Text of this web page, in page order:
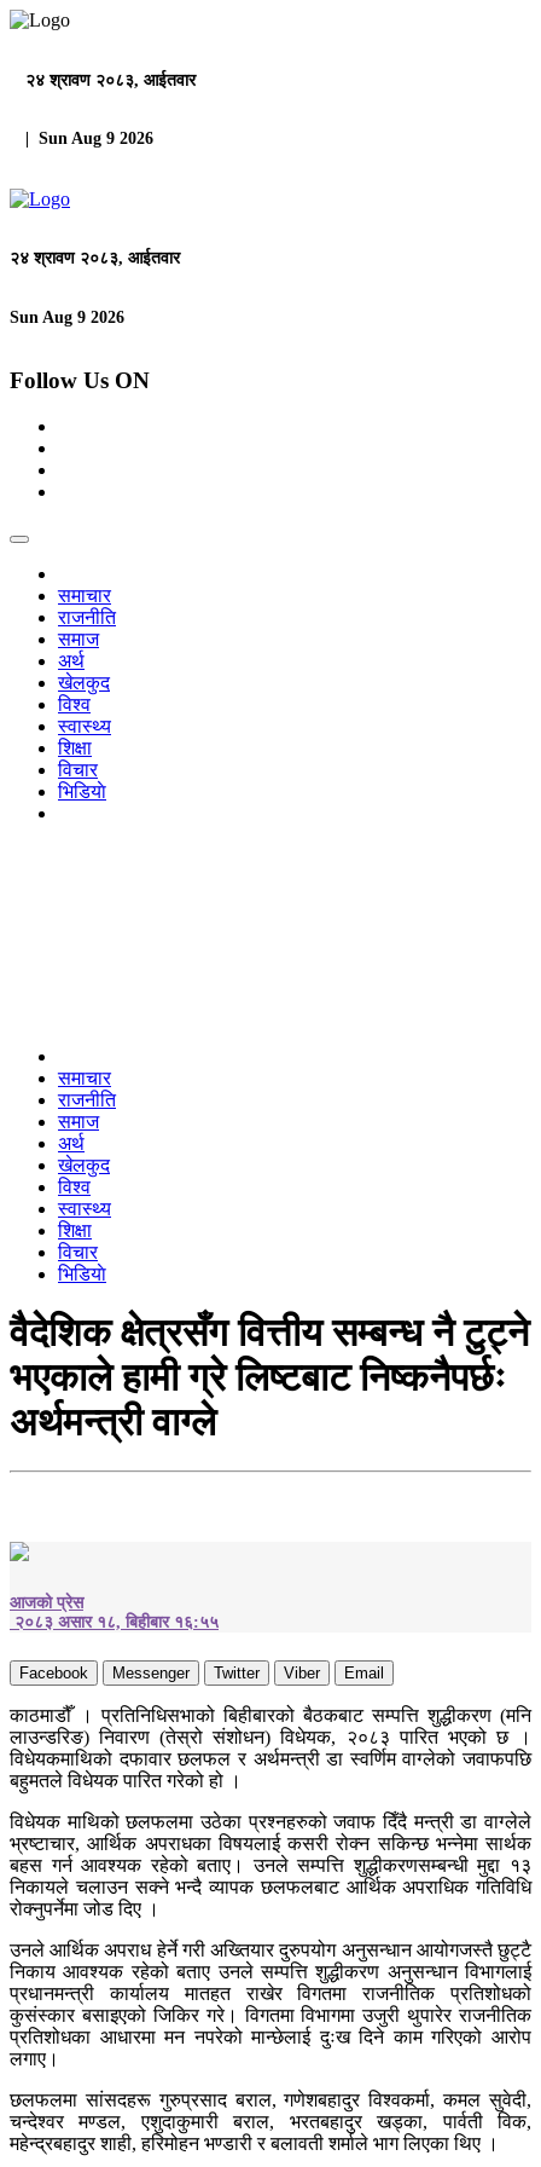
२४ श्रावण २०८३, आईतवार
| Sun Aug 9 2026
२४ श्रावण २०८३, आईतवार
Sun Aug 9 2026
Follow Us ON
समाचार
राजनीति
समाज
अर्थ
खेलकुद
विश्व
स्वास्थ्य
शिक्षा
विचार
भिडियाे
समाचार
राजनीति
समाज
अर्थ
खेलकुद
विश्व
स्वास्थ्य
शिक्षा
विचार
भिडियाे
वैदेशिक क्षेत्रसँग वित्तीय सम्बन्ध नै टुट्ने
भएकाले हामी ग्रे लिष्टबाट निष्कनैपर्छः
अर्थमन्त्री वाग्ले
आजको प्रेस
२०८३ असार १८, बिहीबार १६:५५
Facebook Messenger Twitter Viber Email
काठमाडौँ । प्रतिनिधिसभाको बिहीबारको बैठकबाट सम्पत्ति शुद्धीकरण (मनि
लाउन्डरिङ) निवारण (तेस्रो संशोधन) विधेयक, २०८३ पारित भएको छ ।
विधेयकमाथिको दफावार छलफल र अर्थमन्त्री डा स्वर्णिम वाग्लेको जवाफपछि
बहुमतले विधेयक पारित गरेको हो ।
विधेयक माथिको छलफलमा उठेका प्रश्नहरुको जवाफ दिँदै मन्त्री डा वाग्लेले
भ्रष्टाचार, आर्थिक अपराधका विषयलाई कसरी रोक्न सकिन्छ भन्नेमा सार्थक
बहस गर्न आवश्यक रहेको बताए। उनले सम्पत्ति शुद्धीकरणसम्बन्धी मुद्दा १३
निकायले चलाउन सक्ने भन्दै व्यापक छलफलबाट आर्थिक अपराधिक गतिविधि
रोक्नुपर्नेमा जोड दिए ।
उनले आर्थिक अपराध हेर्ने गरी अख्तियार दुरुपयोग अनुसन्धान आयोगजस्तै छुट्टै
निकाय आवश्यक रहेको बताए उनले सम्पत्ति शुद्धीकरण अनुसन्धान विभागलाई
प्रधानमन्त्री कार्यालय मातहत राखेर विगतमा राजनीतिक प्रतिशोधको
कुसंस्कार बसाइएको जिकिर गरे। विगतमा विभागमा उजुरी थुपारेर राजनीतिक
प्रतिशोधका आधारमा मन नपरेको मान्छेलाई दुःख दिने काम गरिएको आरोप
लगाए।
छलफलमा सांसदहरू गुरुप्रसाद बराल, गणेशबहादुर विश्वकर्मा, कमल सुवेदी,
चन्देश्वर मण्डल, एशुदाकुमारी बराल, भरतबहादुर खड्का, पार्वती विक,
महेन्द्रबहादुर शाही, हरिमोहन भण्डारी र बलावती शर्माले भाग लिएका थिए ।